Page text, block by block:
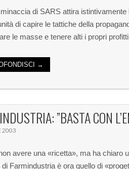
minaccia di SARS attira
di capire le tattiche della
le masse e tenere alti i propri
→
”BASTA CON
2003
avere una «ricetta», ma ha chiaro
Farmindustria è ora quello di